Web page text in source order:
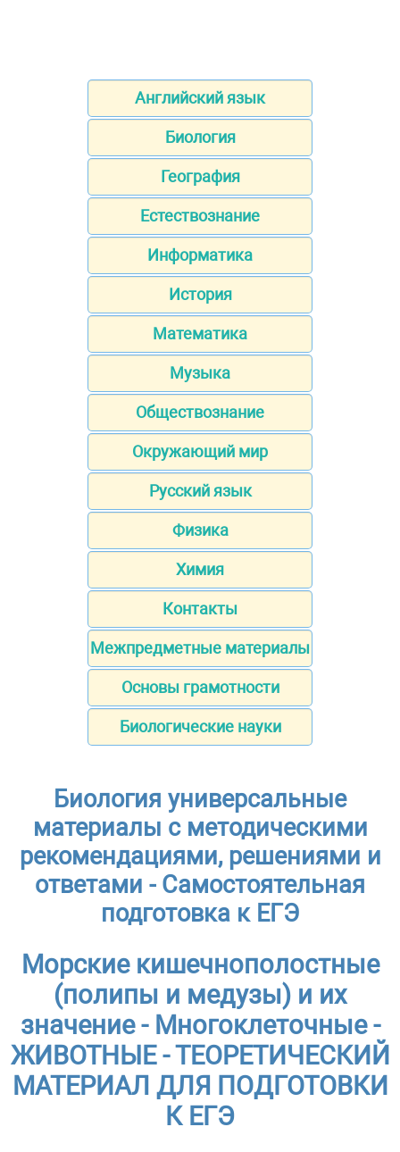
Английский язык
Биология
География
Естествознание
Информатика
История
Математика
Музыка
Обществознание
Окружающий мир
Русский язык
Физика
Химия
Контакты
Межпредметные материалы
Основы грамотности
Биологические науки
Биология универсальные
материалы с методическими
рекомендациями, решениями и
ответами - Самостоятельная
подготовка к ЕГЭ
Морские кишечнополостные
(полипы и медузы) и их
значение - Многоклеточные -
ЖИВОТНЫЕ - ТЕОРЕТИЧЕСКИЙ
МАТЕРИАЛ ДЛЯ ПОДГОТОВКИ
К ЕГЭ